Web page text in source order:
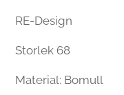
RE-Design
Storlek 68
Material: Bomull